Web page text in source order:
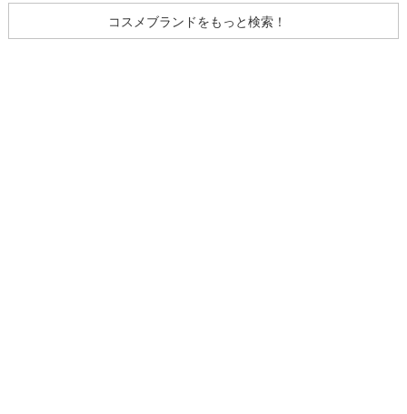
コスメブランドをもっと検索！